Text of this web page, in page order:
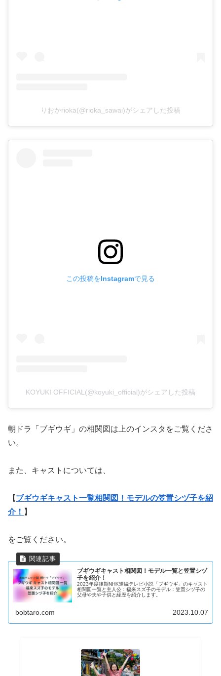
りおかrioka(@rioka_sawai)がシェアした投稿
この投稿をInstagramで見る
KOYUKI OFFICIAL(@koyuki_official)がシェアした投稿
朝ドラ「ブギウギ」の相関図は上のインスタをご覧くださ
い。
また、キャストについては、
【ブギウギキャスト一覧相関図！モデルの笠置シヅ子を紹
介！ 】
をご覧ください。
ブギウギキャスト相関図！モデル一覧と笠置シヅ
子を紹介！
2023年度後期NHK連続テレビ小説「ブギウギ」のキャスト
相関図一覧と主人公：福来スズ子のモデル：笠置シヅ子の
父母や夫や子供と経歴を紹介します。
bobtaro.com 2023.10.07